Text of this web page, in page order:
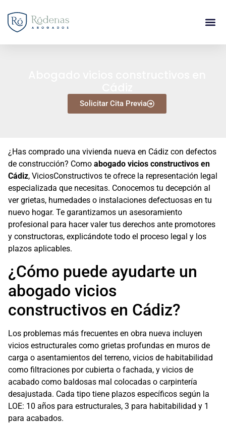
Solicitar Cita Previa
¿Has comprado una vivienda nueva en Cádiz con defectos
de construcción? Como abogado vicios constructivos en
Cádiz, ViciosConstructivos te ofrece la representación legal
especializada que necesitas. Conocemos tu decepción al
ver grietas, humedades o instalaciones defectuosas en tu
nuevo hogar. Te garantizamos un asesoramiento
profesional para hacer valer tus derechos ante promotores
y constructoras, explicándote todo el proceso legal y los
plazos aplicables.
¿Cómo puede ayudarte un
abogado vicios
constructivos en Cádiz?
Los problemas más frecuentes en obra nueva incluyen
vicios estructurales como grietas profundas en muros de
carga o asentamientos del terreno, vicios de habitabilidad
como filtraciones por cubierta o fachada, y vicios de
acabado como baldosas mal colocadas o carpintería
desajustada. Cada tipo tiene plazos específicos según la
LOE: 10 años para estructurales, 3 para habitabilidad y 1
para acabados.